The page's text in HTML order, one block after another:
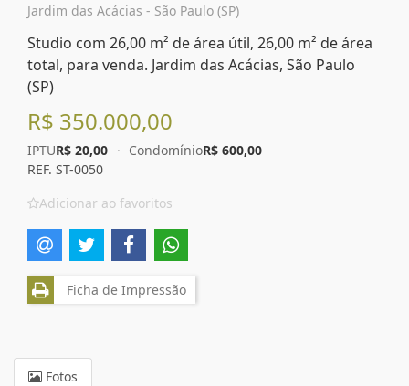
Jardim das Acácias - São Paulo (SP)
Studio com 26,00 m² de área útil, 26,00 m² de área
total, para venda. Jardim das Acácias, São Paulo
(SP)
R$ 350.000,00
IPTUR$ 20,00 · CondomínioR$ 600,00
REF. ST-0050
Adicionar ao favoritos
Ficha de Impressão
Fotos